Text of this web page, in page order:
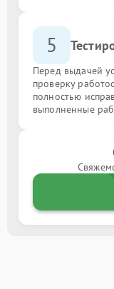
5
Перед выдачей
проверку
полностью
выполненные